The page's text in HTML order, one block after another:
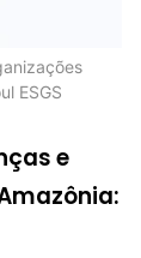
ESGS
e